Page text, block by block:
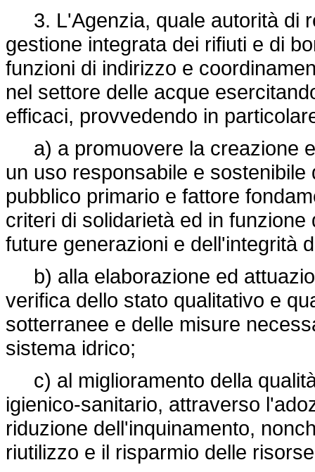
3. L'Agenzia, quale autorità di
gestione integrata dei rifiuti e di
funzioni di indirizzo e
nel settore delle acque
efficaci, provvedendo in
a) a promuovere la creazione
un uso responsabile e
pubblico primario e fattore
criteri di solidarietà ed in
future generazioni e dell'integrità
b) alla elaborazione ed
verifica dello stato qualitativo e
sotterranee e delle misure
sistema idrico;
c) al miglioramento della
igienico-sanitario, attraverso
riduzione dell'inquinamento,
riutilizzo e il risparmio delle